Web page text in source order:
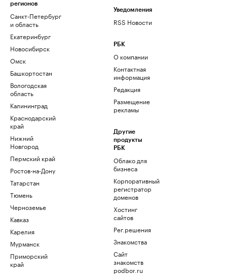
регионов
Санкт-Петербург
и область
Екатеринбург
Новосибирск
Омск
Башкортостан
Вологодская
область
Калининград
Краснодарский
край
Нижний
Новгород
Пермский край
Ростов-на-Дону
Татарстан
Тюмень
Черноземье
Кавказ
Карелия
Мурманск
Приморский
край
Уведомления
RSS Новости
РБК
О компании
Контактная
информация
Редакция
Размещение
рекламы
Другие
продукты
РБК
Облако для
бизнеса
Корпоративный
регистратор
доменов
Хостинг
сайтов
Рег.решения
Знакомства
Сайт
знакомств
podbor.ru